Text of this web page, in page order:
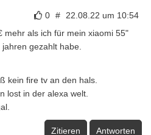
0 # 22.08.22 um 10:54
mehr als ich für mein xiaomi 55"
gezahlt habe.
kein fire tv an den hals.
lost in der alexa welt.
Zitieren Antworten